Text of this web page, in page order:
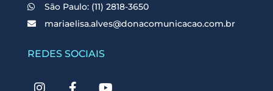
São Paulo: (11) 2818-3650
mariaelisa.alves@donacomunicacao.com.br
REDES SOCIAIS